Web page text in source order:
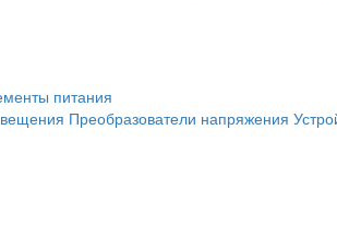
питания
Преобразователи напряжения